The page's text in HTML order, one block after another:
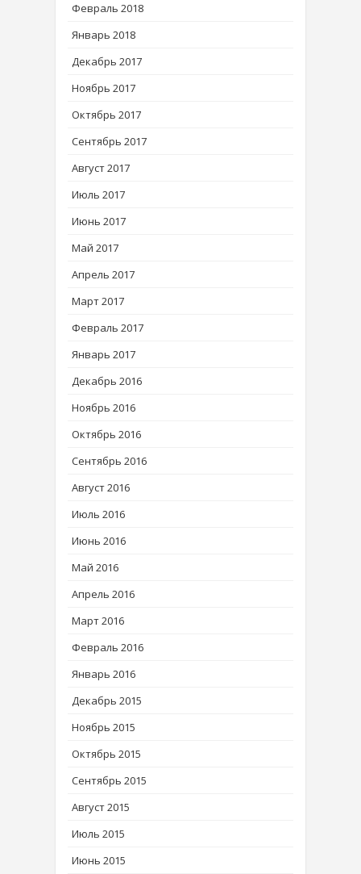
Февраль 2018
Январь 2018
Декабрь 2017
Ноябрь 2017
Октябрь 2017
Сентябрь 2017
Август 2017
Июль 2017
Июнь 2017
Май 2017
Апрель 2017
Март 2017
Февраль 2017
Январь 2017
Декабрь 2016
Ноябрь 2016
Октябрь 2016
Сентябрь 2016
Август 2016
Июль 2016
Июнь 2016
Май 2016
Апрель 2016
Март 2016
Февраль 2016
Январь 2016
Декабрь 2015
Ноябрь 2015
Октябрь 2015
Сентябрь 2015
Август 2015
Июль 2015
Июнь 2015